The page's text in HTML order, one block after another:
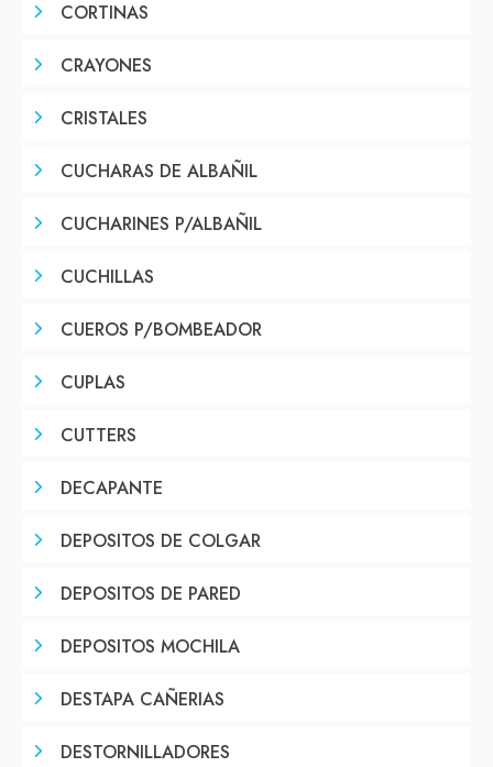
CORTINAS
CRAYONES
CRISTALES
CUCHARAS DE ALBAÑIL
CUCHARINES P/ALBAÑIL
CUCHILLAS
CUEROS P/BOMBEADOR
CUPLAS
CUTTERS
DECAPANTE
DEPOSITOS DE COLGAR
DEPOSITOS DE PARED
DEPOSITOS MOCHILA
DESTAPA CAÑERIAS
DESTORNILLADORES